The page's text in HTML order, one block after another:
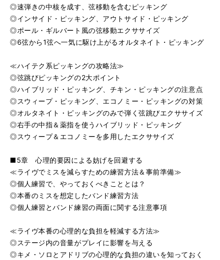
◎速弾きの中核を成す、弦移動を含むピッキング
◎インサイド・ピッキング、アウトサイド・ピッキング
◎ポール・ギルバート風の弦移動エクササイズ
◎6弦から1弦へ一気に駆け上がるオルタネイト・ピッキング
≪ハイテク系ピッキングの攻略法≫
◎弦跳びピッキングの2大ポイント
◎ハイブリッド・ピッキング、チキン・ピッキングの注意点
◎スウィープ・ピッキング、エコノミー・ピッキングの対策
◎オルタネイト・ピッキングのみで弾く弦跳びエクササイズ
◎右手の中指＆薬指を使うハイブリッド・ピッキング
◎スウィープ＆エコノミーを多用したエクササイズ
■5章 心理的要因による妨げを回避する
≪ライヴでミスを減らすための練習方法＆事前準備≫
◎個人練習で、やっておくべきこととは？
◎本番のミスを想定したバンド練習方法
◎個人練習とバンド練習の両面に関する注意事項
≪ライヴ本番の心理的な負担を軽減する方法≫
◎ステージ内の音量がプレイに影響を与える
◎キメ・ソロとアドリブの心理的な負担の違いを知っておく